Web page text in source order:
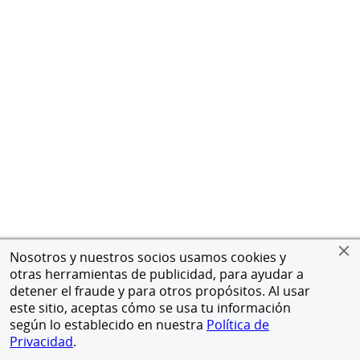
Nosotros y nuestros socios usamos cookies y
otras herramientas de publicidad, para ayudar a
detener el fraude y para otros propósitos. Al usar
este sitio, aceptas cómo se usa tu información
según lo establecido en nuestra Política de
Privacidad.